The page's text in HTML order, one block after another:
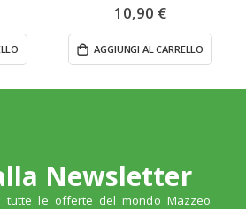
10,90 €
AGGIUNGI AL CARRELLO
Newsletter
tutte le offerte del mondo Mazzeo